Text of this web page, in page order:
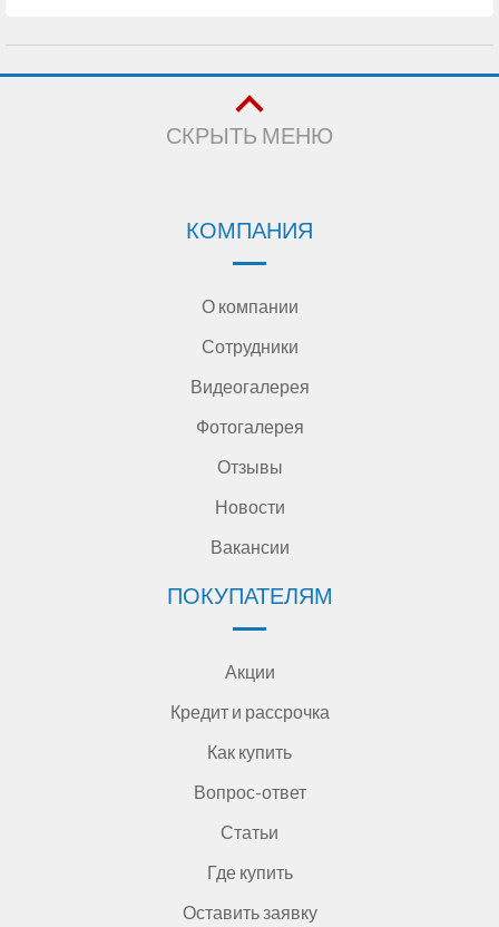
СКРЫТЬ МЕНЮ
КОМПАНИЯ
О компании
Сотрудники
Видеогалерея
Фотогалерея
Отзывы
Новости
Вакансии
ПОКУПАТЕЛЯМ
Акции
Кредит и рассрочка
Как купить
Вопрос-ответ
Статьи
Где купить
Оставить заявку